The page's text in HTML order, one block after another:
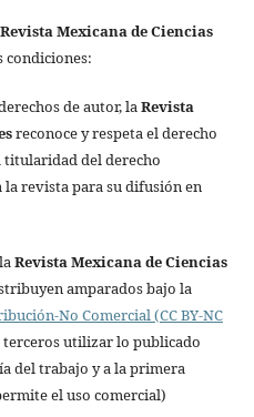
Revista Mexicana de Ciencias
condiciones:
de autor, laRevista
reconoce y respeta el derecho
titularidad del derecho
revista para su difusión en
Revista Mexicana de Ciencias
amparados bajo la
No Comercial (CC BY-NC
utilizar lo publicado
del trabajo y a la primera
el uso comercial)